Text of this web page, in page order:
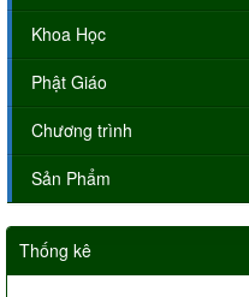
Khoa Học
Phật Giáo
Chương trình
Sản Phẩm
Thống kê